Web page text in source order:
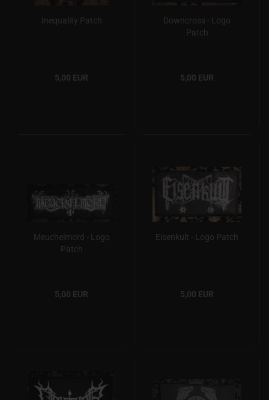
Inequality Patch
5,00 EUR
Downcross - Logo
Patch
5,00 EUR
Meuchelmord - Logo
Patch
5,00 EUR
Eisenkult - Logo Patch
5,00 EUR